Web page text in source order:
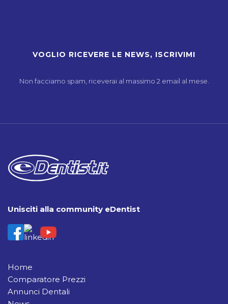
Non facciamo spam, riceverai al massimo 2 email al mese.
Unisciti alla community eDentist
Home
Comparatore Prezzi
Annunci Dentali